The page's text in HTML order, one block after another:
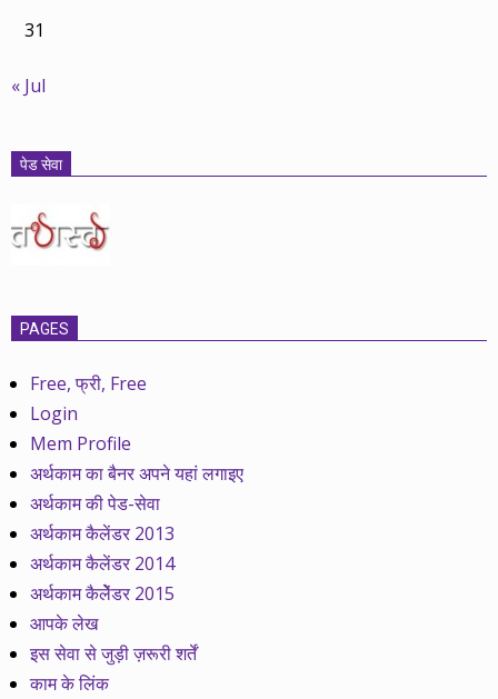
31
« Jul
पेड सेवा
PAGES
Free, फ्री, Free
Login
Mem Profile
अर्थकाम का बैनर अपने यहां लगाइए
अर्थकाम की पेड-सेवा
अर्थकाम कैलेंडर 2013
अर्थकाम कैलेंडर 2014
अर्थकाम कैलेेंडर 2015
आपके लेख
इस सेवा से जुड़ी ज़रूरी शर्तें
काम के लिंक